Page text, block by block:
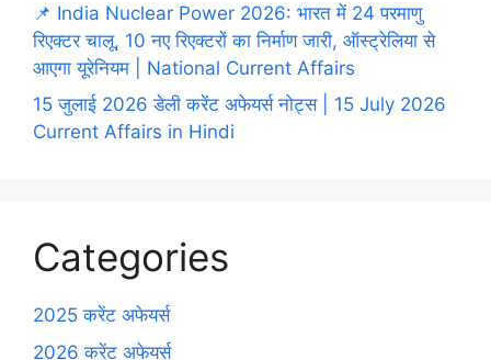
📌 India Nuclear Power 2026: भारत में 24 परमाणु
रिएक्टर चालू, 10 नए रिएक्टरों का निर्माण जारी, ऑस्ट्रेलिया से
आएगा यूरेनियम | National Current Affairs
15 जुलाई 2026 डेली करेंट अफेयर्स नोट्स | 15 July 2026
Current Affairs in Hindi
Categories
2025 करेंट अफेयर्स
2026 करेंट अफेयर्स